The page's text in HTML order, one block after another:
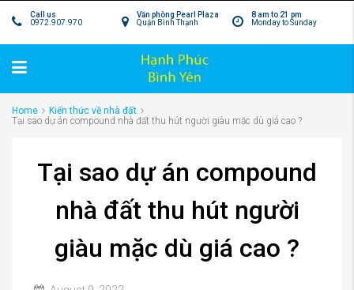
8 am to 21 pm
Monday to Sunday
Văn phòng Pearl Plaza
Quận Bình Thạnh
Call us
0972.907.970
Home
Kiến thức về nhà đất
Tại sao dự án compound nhà đất thu hút người giàu mặc dù giá cao ?
Tại sao dự án compound
nhà đất thu hút người
giàu mặc dù giá cao ?